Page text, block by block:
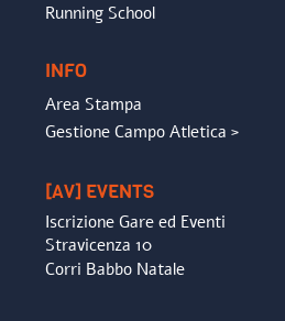
Running School
INFO
Area Stampa
Gestione Campo Atletica >
[AV] EVENTS
Iscrizione Gare ed Eventi
Stravicenza 10
Corri Babbo Natale